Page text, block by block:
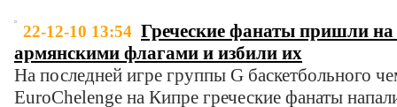
22-12-10 13:54 Греческие фанаты пришли на
армянскими флагами и избили их
На последней игре группы G баскетбольного
EuroChelenge на Кипре греческие фанаты